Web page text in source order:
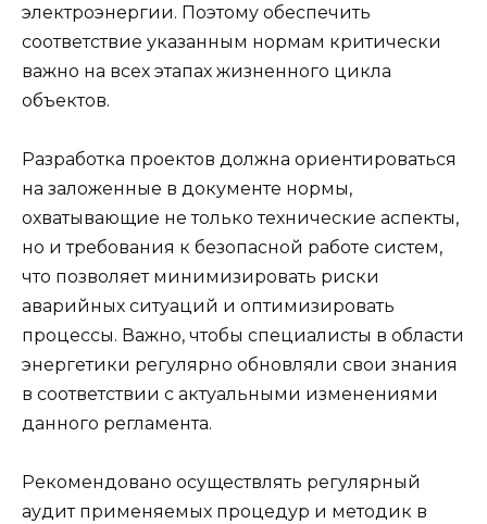
электроэнергии. Поэтому обеспечить
соответствие указанным нормам критически
важно на всех этапах жизненного цикла
объектов.
Разработка проектов должна ориентироваться
на заложенные в документе нормы,
охватывающие не только технические аспекты,
но и требования к безопасной работе систем,
что позволяет минимизировать риски
аварийных ситуаций и оптимизировать
процессы. Важно, чтобы специалисты в области
энергетики регулярно обновляли свои знания
в соответствии с актуальными изменениями
данного регламента.
Рекомендовано осуществлять регулярный
аудит применяемых процедур и методик в